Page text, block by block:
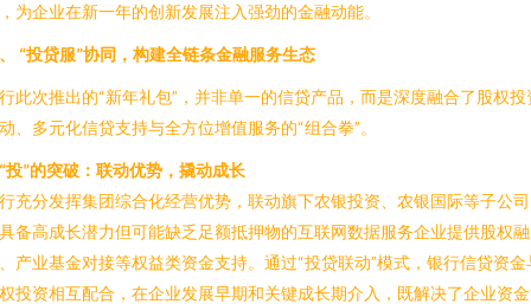
为企业在新一年的创新发展注入强劲的金融动能。
“投贷服”协同，构建全链条金融服务生态
此次推出的“新年礼包”，并非单一的信贷产品，而是深度融合了股权投
、多元化信贷支持与全方位增值服务的“组合拳”。
“投”的突破：联动优势，撬动成长
充分发挥集团综合化经营优势，联动旗下农银投资、农银国际等子公
备高成长潜力但可能缺乏足额抵押物的互联网数据服务企业提供股权融
产业基金对接等权益类资金支持。通过“投贷联动”模式，银行信贷资金
投资相互配合，在企业发展早期和关键成长期介入，既解决了企业资